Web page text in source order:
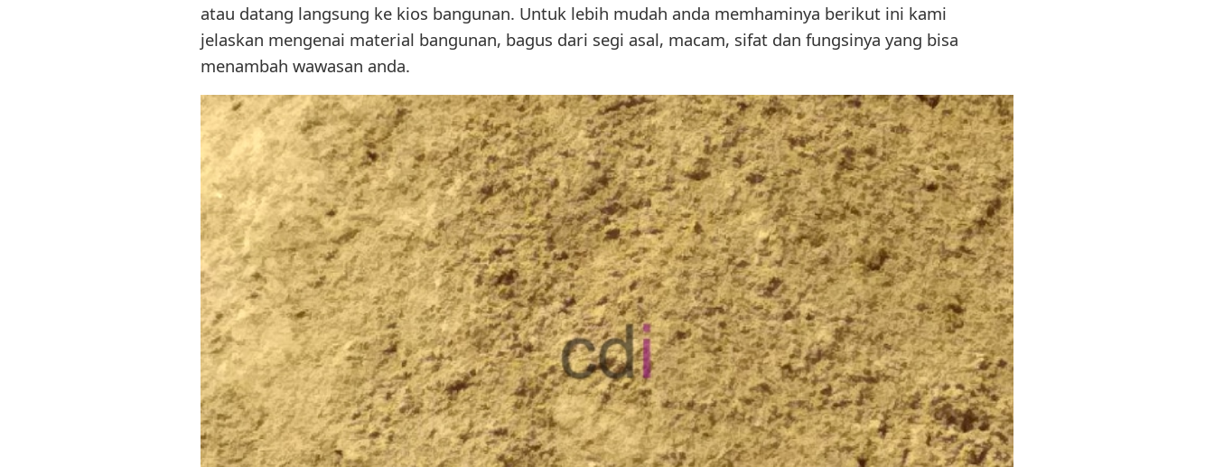
atau datang langsung ke kios bangunan. Untuk lebih mudah anda memhaminya berikut ini kami
jelaskan mengenai material bangunan, bagus dari segi asal, macam, sifat dan fungsinya yang bisa
menambah wawasan anda.